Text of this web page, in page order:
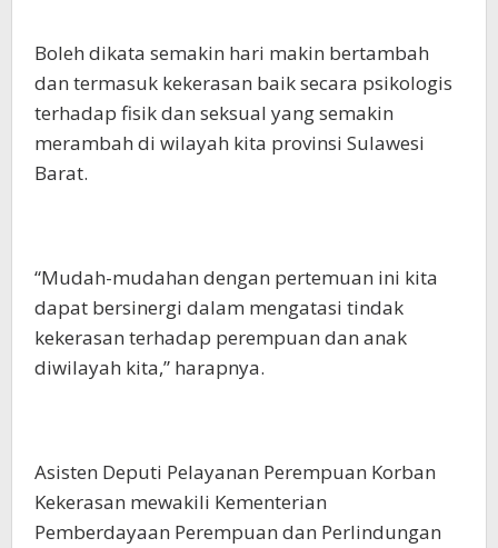
Boleh dikata semakin hari makin bertambah
dan termasuk kekerasan baik secara psikologis
terhadap fisik dan seksual yang semakin
merambah di wilayah kita provinsi Sulawesi
Barat.
“Mudah-mudahan dengan pertemuan ini kita
dapat bersinergi dalam mengatasi tindak
kekerasan terhadap perempuan dan anak
diwilayah kita,” harapnya.
Asisten Deputi Pelayanan Perempuan Korban
Kekerasan mewakili Kementerian
Pemberdayaan Perempuan dan Perlindungan